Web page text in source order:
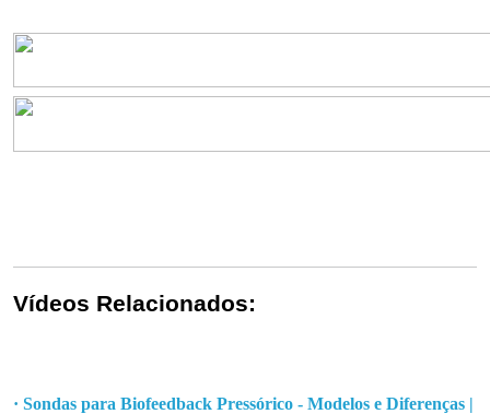
Vídeos Relacionados:
· Sondas para Biofeedback Pressórico - Modelos e Diferenças |